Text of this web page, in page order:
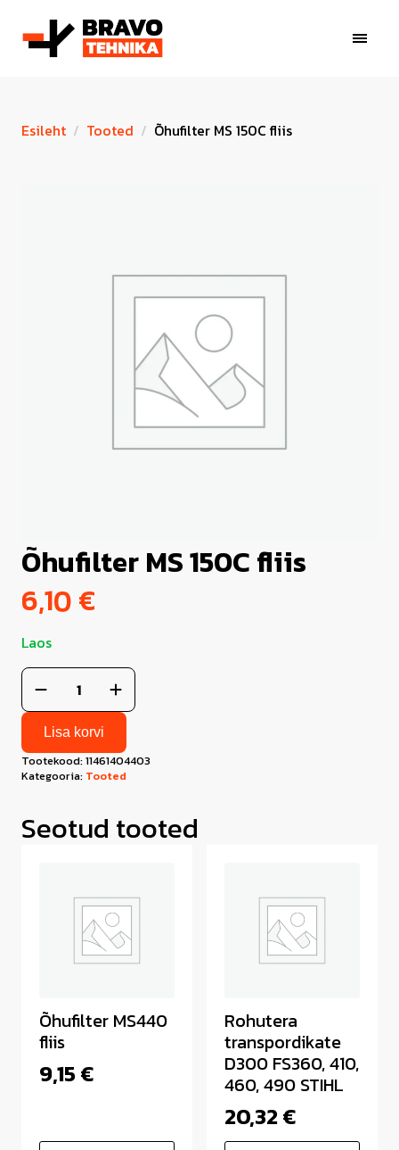
Esileht Tooted Õhufilter MS 150C fliis
Õhufilter MS 150C fliis
6,10€
Laos
Õhufilter
MS
150C
fliis
kogusLisa korvi
Tootekood:11461404403
Kategooria: Tooted
Seotud tooted
Õhufilter MS440
fliis
9,15€
Rohutera
transpordikate
D300 FS360, 410,
460, 490 STIHL
20,32€